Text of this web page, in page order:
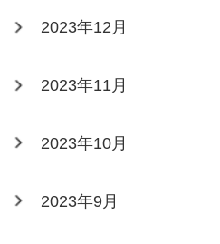
2023年12月
2023年11月
2023年10月
2023年9月